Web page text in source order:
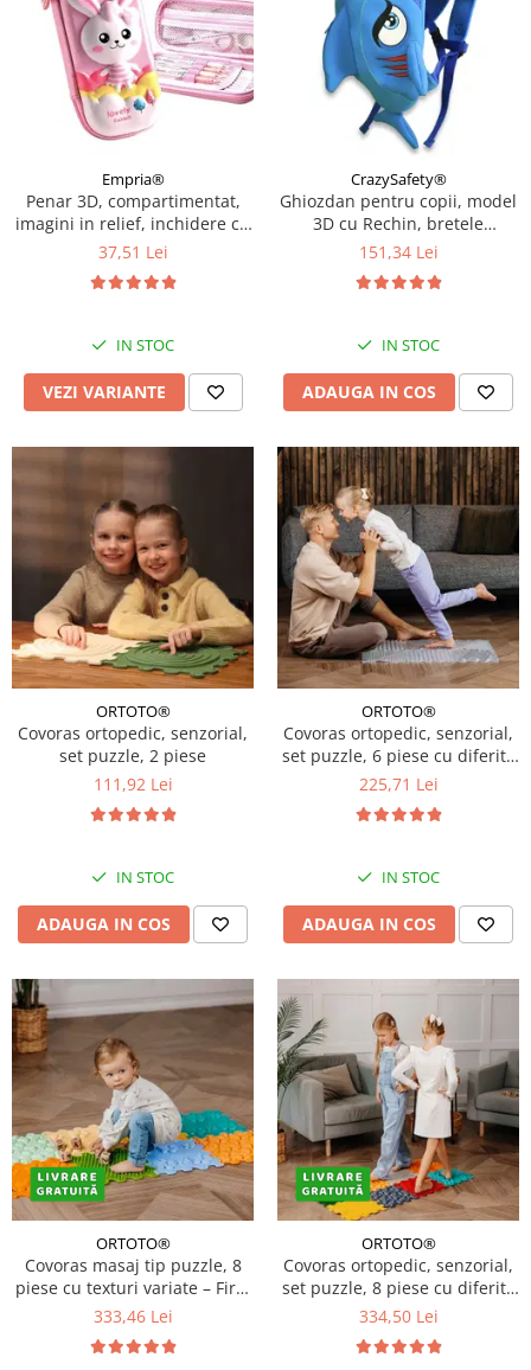
Empria®
Penar 3D, compartimentat,
imagini in relief, inchidere cu
fermoar, pentru scoala si
modele
37,51 Lei
IN STOC
VEZI VARIANTE
CrazySafety®
Ghiozdan pentru copii, model
3D cu Rechin, bretele
ajustabile, Bleu
151,34 Lei
IN STOC
ADAUGA IN COS
ORTOTO®
Covoras ortopedic, senzorial,
set puzzle, 2 piese
111,92 Lei
IN STOC
ADAUGA IN COS
ORTOTO®
Covoras ortopedic, senzorial,
set puzzle, 6 piese cu diferite
texturi, ICE Relaxing Massage,
225,71 Lei
IN STOC
ADAUGA IN COS
ORTOTO®
Covoras masaj tip puzzle, 8
piese cu texturi variate – First
Steps
333,46 Lei
ORTOTO®
Covoras ortopedic, senzorial,
set puzzle, 8 piese cu diferite
texturi, Marco Polo
334,50 Lei